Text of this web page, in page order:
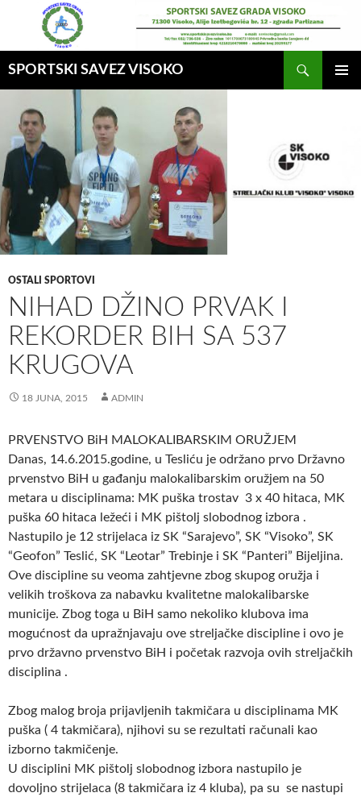
SPORTSKI SAVEZ VISOKO
OSTALI SPORTOVI
NIHAD DŽINO PRVAK I
REKORDER BIH SA 537
KRUGOVA
18 JUNA, 2015 ADMIN
PRVENSTVO BiH MALOKALIBARSKIM ORUŽJEM
Danas, 14.6.2015.godine, u Tesliću je održano prvo Državno
prvenstvo BiH u gađanju malokalibarskim oružjem na 50
metara u disciplinama: MK puška trostav 3 x 40 hitaca, MK
puška 60 hitaca ležeći i MK pištolj slobodnog izbora .
Nastupilo je 12 strijelaca iz SK “Sarajevo”, SK “Visoko”, SK
“Geofon” Teslić, SK “Leotar” Trebinje i SK “Panteri” Bijeljina.
Ove discipline su veoma zahtjevne zbog skupog oružja i
velikih troškova za nabavku kvalitetne malokalibarske
municije. Zbog toga u BiH samo nekoliko klubova ima
mogućnost da upražnjavaju ove streljačke discipline i ovo je
prvo državno prvenstvo BiH i početak razvoja ovih streljačkih
disciplina .
Zbog malog broja prijavljenih takmičara u disciplinama MK
puška ( 4 takmičara), njihovi su se rezultati računali kao
izborno takmičenje.
U disciplini MK pištolj slobodnog izbora nastupilo je
dovoljno strijelaca (8 takmičara iz 4 kluba), pa su se nastupi